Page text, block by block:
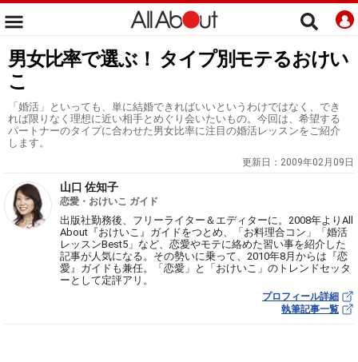
男女比率で選ぶ！ タイプ別モテるおけい
こ
「婚活」といっても、単に結婚できればいいというわけではなく、でき
れば限りなく理想に近い相手とめぐり会いたいもの。今回は、希望する
パートナーのタイプに合わせた男女比率に注目の婚活レッスンをご紹介
します。
更新日： 2009年02月09日
山口 佐知子
恋愛・おけいこ ガイド
出版社勤務後、フリーライター＆エディターに。2008年よりAll
About『おけいこ』ガイドをつとめ、「お料理合コン」「婚活
レッスンBest5」など、恋愛やモテに絡めた習い事を紹介した
記事が人気になる。その勢いに乗って、2010年8月からは『恋
愛』ガイドも兼任。「恋愛」と「おけいこ」のトレンドセッタ
ーとして定評アリ。
プロフィール詳細
執筆記事一覧